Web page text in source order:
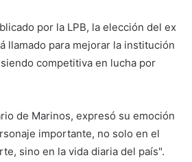
por la LPB, la elección del ex
llamado para mejorar la institución
competitiva en lucha por
de Marinos, expresó su emoción
importante, no solo en el
sino en la vida diaria del país".